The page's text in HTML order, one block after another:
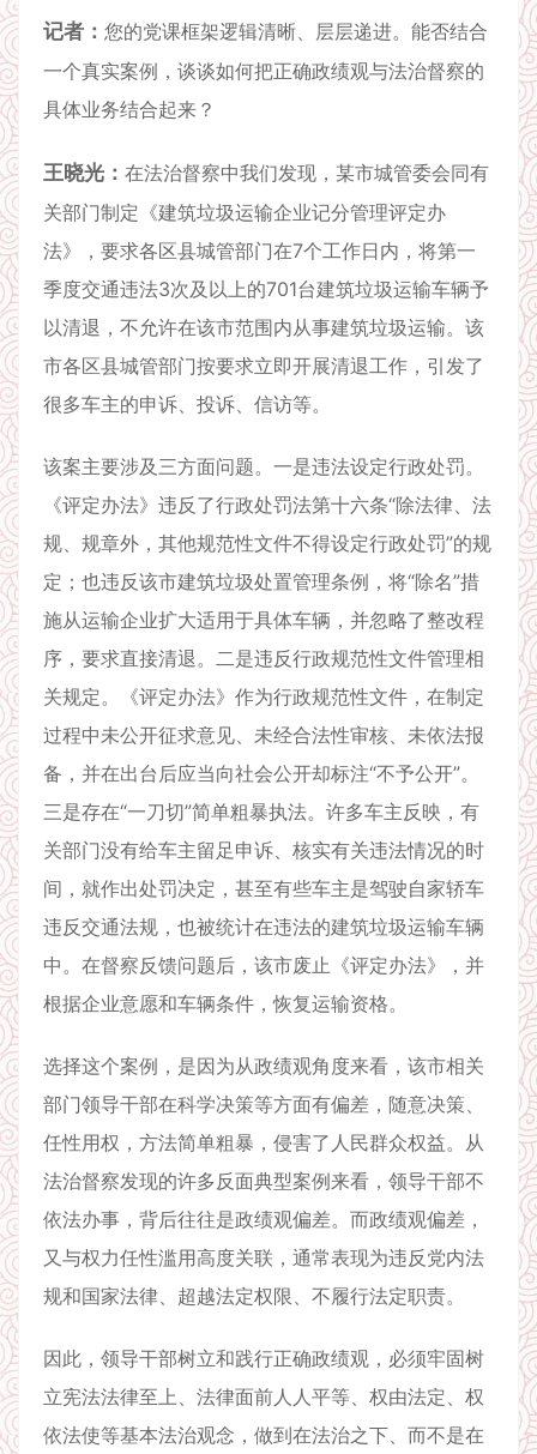
记者： 您的党课框架逻辑清晰、层层递进。能否结合
一个真实案例，谈谈如何把正确政绩观与法治督察的
具体业务结合起来？
王晓光： 在法治督察中我们发现，某市城管委会同有
关部门制定《建筑垃圾运输企业记分管理评定办
法》，要求各区县城管部门在7个工作日内，将第一
季度交通违法3次及以上的701台建筑垃圾运输车辆予
以清退，不允许在该市范围内从事建筑垃圾运输。该
市各区县城管部门按要求立即开展清退工作，引发了
很多车主的申诉、投诉、信访等。
该案主要涉及三方面问题。一是违法设定行政处罚。
《评定办法》违反了行政处罚法第十六条“除法律、法
规、规章外，其他规范性文件不得设定行政处罚”的规
定；也违反该市建筑垃圾处置管理条例，将“除名”措
施从运输企业扩大适用于具体车辆，并忽略了整改程
序，要求直接清退。二是违反行政规范性文件管理相
关规定。《评定办法》作为行政规范性文件，在制定
过程中未公开征求意见、未经合法性审核、未依法报
备，并在出台后应当向社会公开却标注“不予公开”。
三是存在“一刀切”简单粗暴执法。许多车主反映，有
关部门没有给车主留足申诉、核实有关违法情况的时
间，就作出处罚决定，甚至有些车主是驾驶自家轿车
违反交通法规，也被统计在违法的建筑垃圾运输车辆
中。在督察反馈问题后，该市废止《评定办法》，并
根据企业意愿和车辆条件，恢复运输资格。
选择这个案例，是因为从政绩观角度来看，该市相关
部门领导干部在科学决策等方面有偏差，随意决策、
任性用权，方法简单粗暴，侵害了人民群众权益。从
法治督察发现的许多反面典型案例来看，领导干部不
依法办事，背后往往是政绩观偏差。而政绩观偏差，
又与权力任性滥用高度关联，通常表现为违反党内法
规和国家法律、超越法定权限、不履行法定职责。
因此，领导干部树立和践行正确政绩观，必须牢固树
立宪法法律至上、法律面前人人平等、权由法定、权
依法使等基本法治观念，做到在法治之下、而不是在